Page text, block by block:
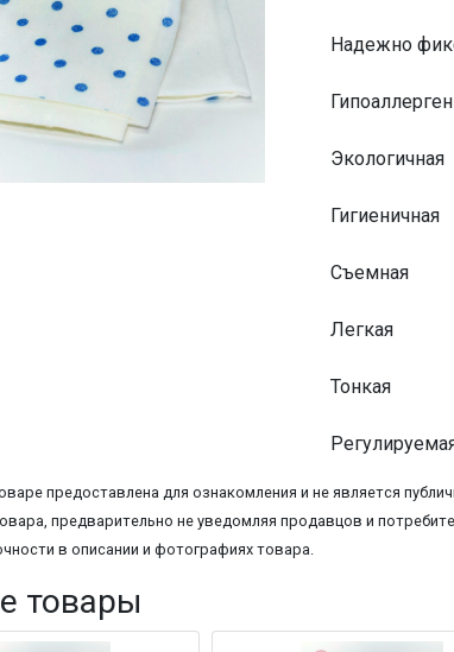
Надежно
Экологичная
Гигиеничная
Съемная
Легкая
Тонкая
предоставлена для ознакомления и не является
предварительно не уведомляя продавцов и
в описании и фотографиях товара.
товары